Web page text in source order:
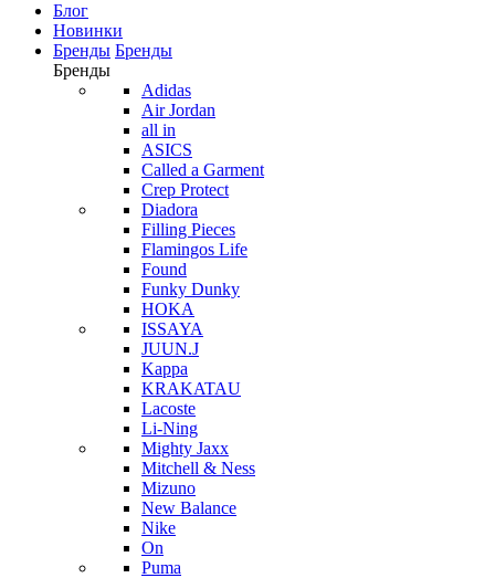
Блог
Новинки
Бренды Бренды
Бренды
Adidas
Air Jordan
all in
ASICS
Called a Garment
Crep Protect
Diadora
Filling Pieces
Flamingos Life
Found
Funky Dunky
HOKA
ISSAYA
JUUN.J
Kappa
KRAKATAU
Lacoste
Li-Ning
Mighty Jaxx
Mitchell & Ness
Mizuno
New Balance
Nike
On
Puma